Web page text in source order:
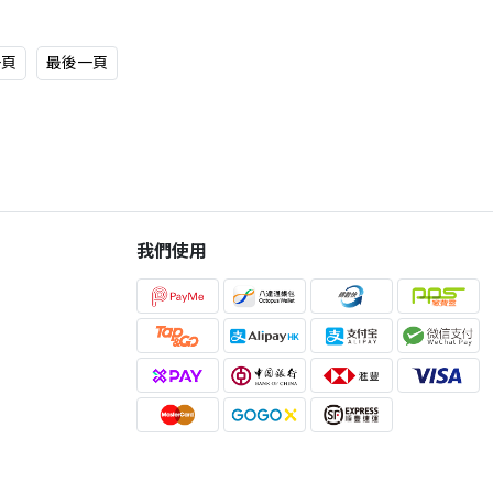
最後一頁
我們使用